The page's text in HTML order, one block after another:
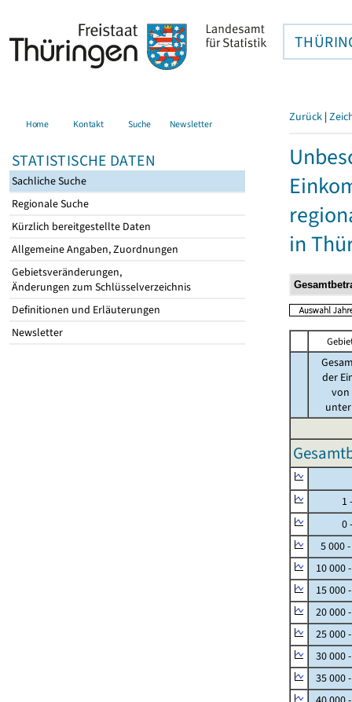
Home Kontakt Suche Newsletter
STATISTISCHE DATEN
Sachliche Suche
Regionale Suche
Kürzlich bereitgestellte Daten
Allgemeine Angaben, Zuordnungen
Gebietsveränderungen,
Änderungen zum Schlüsselverzeichnis
Definitionen und Erläuterungen
Newsletter
Zurück |
in
der
von
unter
1 -
0 -
5 000
10 000
15 000
20 000
25 000
30 000
35 000